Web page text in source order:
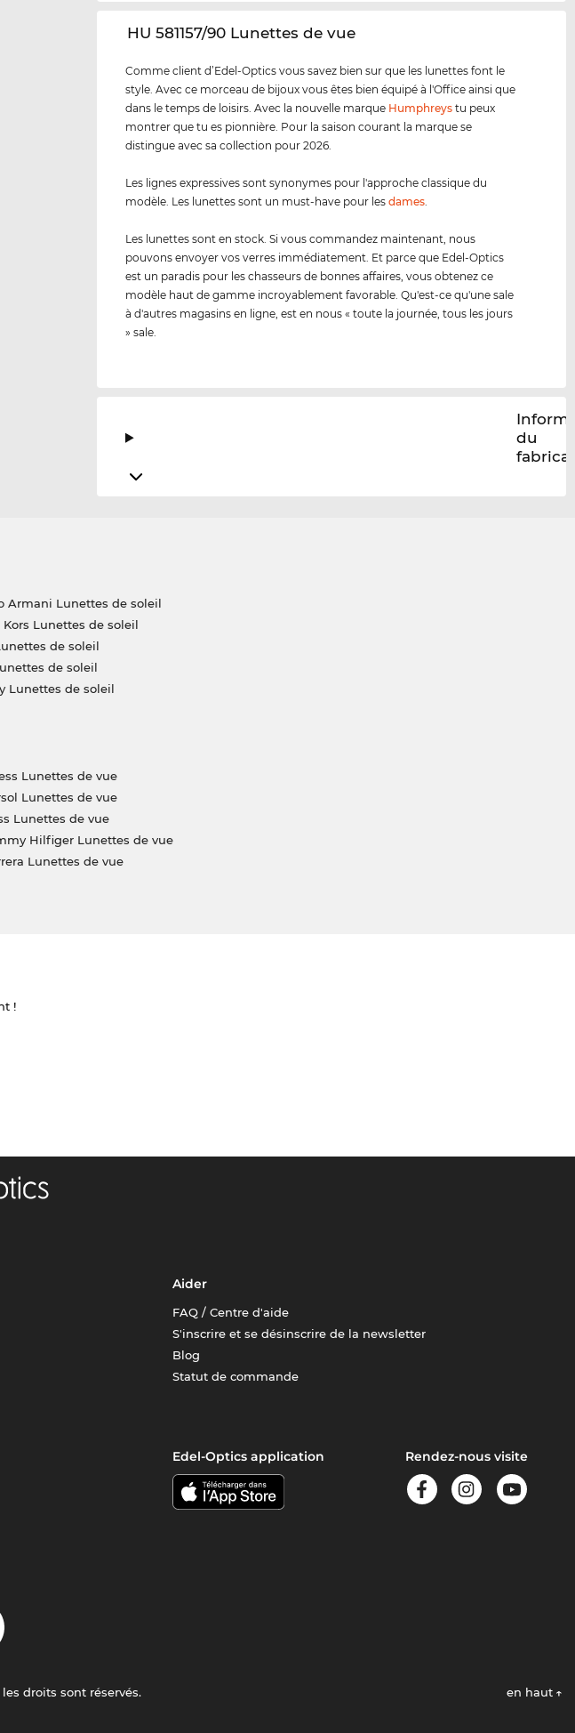
‌HU 581157/90 Lunettes de vue
Comme client d’Edel-Optics vous savez bien sur que les lunettes font le
style. Avec ce morceau de bijoux vous êtes bien équipé à l'Office ainsi que
dans le temps de loisirs. Avec la nouvelle marque Humphreys tu peux
montrer que tu es pionnière. Pour la saison courant la marque se
distingue avec sa collection pour 2026.
Les lignes expressives sont synonymes pour l'approche classique du
modèle. Les lunettes sont un must-have pour lesdames
Les lunettes sont en stock. Si vous commandez maintenant, nous
pouvons envoyer vos verres immédiatement. Et parce que Edel-Optics
est un paradis pour les chasseurs de bonnes affaires, vous obtenez ce
modèle haut de gamme incroyablement favorable. Qu'est-ce qu'une sale
à d'autres magasins en ligne, est en nous « toute la journée, tous les jours
» sale.
du
Armani Lunettes de soleil
Kors Lunettes de soleil
de soleil
de soleil
Lunettes de soleil
Lunettes de vue
Lunettes de vue
Lunettes de vue
Hilfiger Lunettes de vue
Lunettes de vue
!
Aider
FAQ / Centre d'aide
S'inscrire et se désinscrire de la newsletter
Blog
Statut de commande
Edel-Optics application Rendez-nous visite
droits sont réservés. en haut